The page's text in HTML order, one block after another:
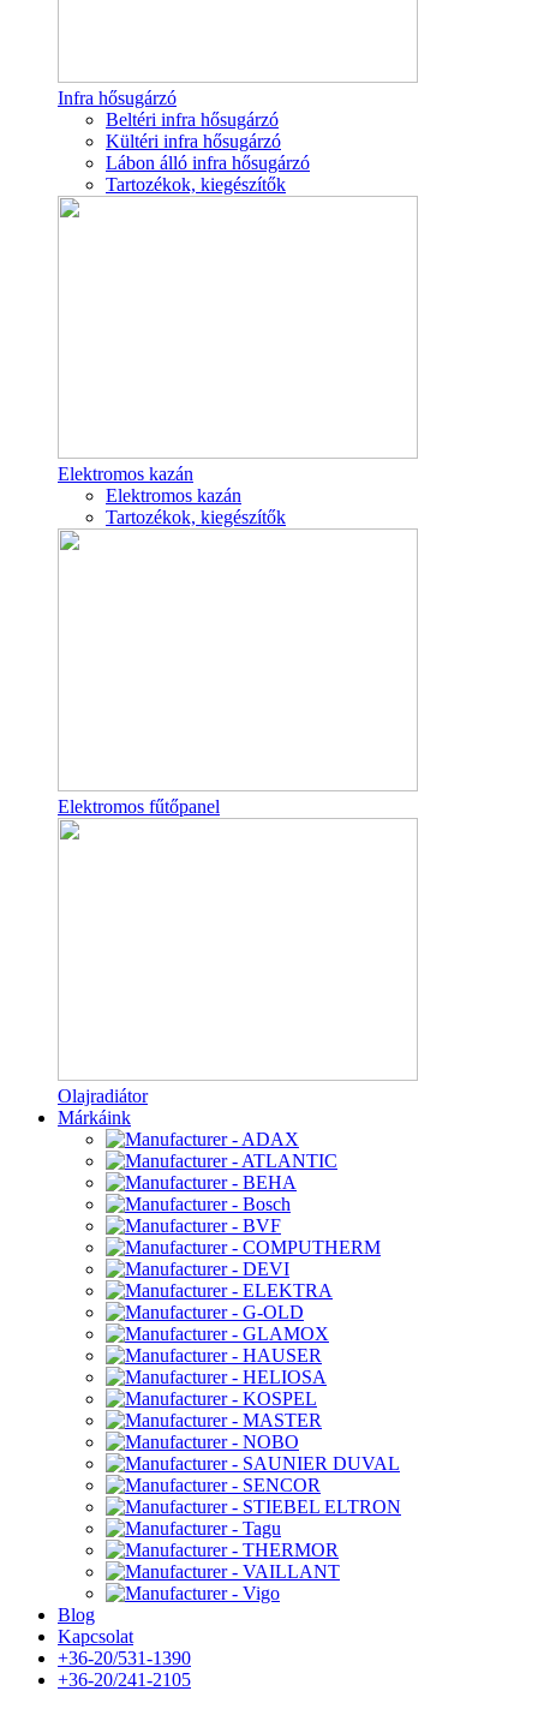
Infra hősugárzó
Beltéri infra hősugárzó
Kültéri infra hősugárzó
Lábon álló infra hősugárzó
Tartozékok, kiegészítők
Elektromos kazán
Elektromos kazán
Tartozékok, kiegészítők
Elektromos fűtőpanel
Olajradiátor
Márkáink
Blog
Kapcsolat
+36-20/531-1390
+36-20/241-2105